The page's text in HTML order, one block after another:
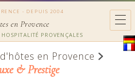
- DEPUIS 2004
en Provence
PROVENÇALES
en Provence
& Prestige